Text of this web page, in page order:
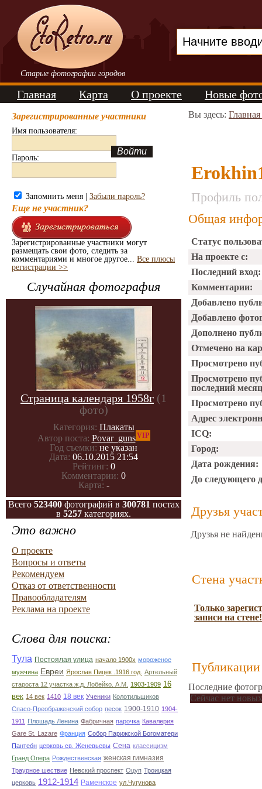
Старые фотографии городов
Главная Карта О проекте Новые
Зарегистрированные участники
Имя пользователя:
Пароль:
Запомнить меня | Забыли пароль?
Еще не участник?
Зарегистрированные участники могут
размещать свои фото, следить за
комментариями и многое другое... Все плюсы
регистрации >>
Случайная фотография
Страница календаря 1958г (1
фото)
Категория: Плакаты
Автор поста: Povar_gunsVIP
Год съемки: не указан
Дата: 06.10.2015 21:54
Рейтинг: 0
Комментарии: 0
Карта: -
Всего 523400фотографий в 300781 постах
в 5257 категориях.
Это важно
О проекте
Вопросы и ответы
Рекомендуем
Отказ от ответственности
Правообладателям
Реклама на проекте
Слова для поиска:
Тула Постоялая улица начало 1900х мороженое
мужчина Евреи Ярослав Пицек .1916 год. Артельный
староста 12 участка ж.д. Лобейко. А.М.
1903-1909 16
век 14 век 1410 18 век Ученики Колотильшиков
Спасо-Преображенский собор песок 1900-1910 1904-
1911 Плошадь Ленина Фабричная парочка Кавалерия
Gare St. Lazare Франция Собор Парижской Богоматери
Пантео́н церковь св. Женевьевы Сена классицизм
Гранд Опера Рождественская женская гимназия
Траурное шествие Невский проспект Оцуп Троицкая
церковь 1912-1914 Раменское ул.Чугунова
Вы здесь:
Профиль
Общая
Статус
На проекте с:
Последний вход:
Комментарии:
Добавлено
Добавлено
Дополнено
Отмечено на
Просмотрено
Просмотрено
последний
Просмотрено
Адрес
ICQ:
Город:
Дата рождения:
До следующего
Друзья
Друзья не
Стена
Только
записи на стене!
Публикации
Последние
Сейчас нет